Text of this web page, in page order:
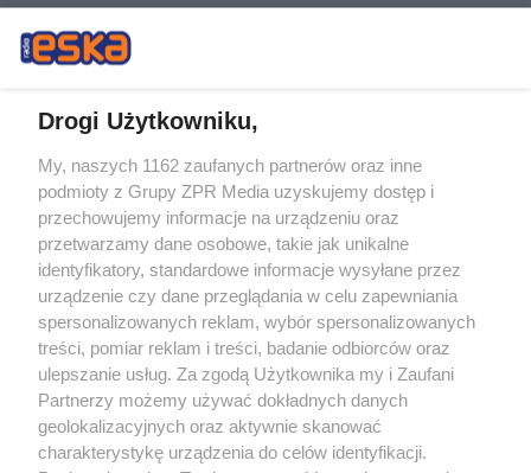
Żaden utwór zamieszczony w serwisie nie może być powielany i
rozpowszechniany lub dalej rozpowszechniany w jakikolwiek sposób (w
tym także elektroniczny lub mechaniczny) na jakimkolwiek polu
eksploatacji w jakiejkolwiek formie, włącznie z umieszczaniem w Internecie
bez pisemnej zgody właściciela praw. Jakiekolwiek użycie lub
wykorzystanie utworów w całości lub w części z naruszeniem prawa, tzn.
bez właściwej zgody, jest zabronione pod groźbą kary i może być ścigane
prawnie.
Drogi Użytkowniku,
My, naszych 1162 zaufanych partnerów oraz inne
podmioty z Grupy ZPR Media uzyskujemy dostęp i
przechowujemy informacje na urządzeniu oraz
przetwarzamy dane osobowe, takie jak unikalne
identyfikatory, standardowe informacje wysyłane przez
urządzenie czy dane przeglądania w celu zapewniania
spersonalizowanych reklam, wybór spersonalizowanych
treści, pomiar reklam i treści, badanie odbiorców oraz
ulepszanie usług. Za zgodą Użytkownika my i Zaufani
Partnerzy możemy używać dokładnych danych
geolokalizacyjnych oraz aktywnie skanować
charakterystykę urządzenia do celów identyfikacji.